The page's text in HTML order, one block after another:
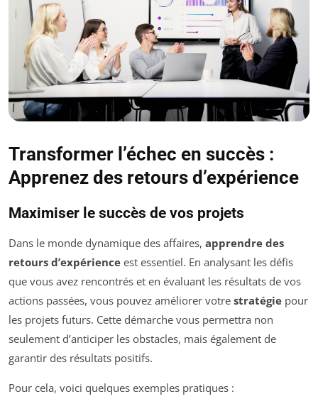
Transformer l’échec en succès :
Apprenez des retours d’expérience
Maximiser le succès de vos projets
Dans le monde dynamique des affaires, apprendre des
retours d’expérience est essentiel. En analysant les défis
que vous avez rencontrés et en évaluant les résultats de vos
actions passées, vous pouvez améliorer votre stratégie pour
les projets futurs. Cette démarche vous permettra non
seulement d’anticiper les obstacles, mais également de
garantir des résultats positifs.
Pour cela, voici quelques exemples pratiques :